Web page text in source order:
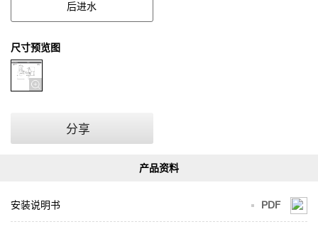
后进水
尺寸预览图
分享
PDF
安装说明书